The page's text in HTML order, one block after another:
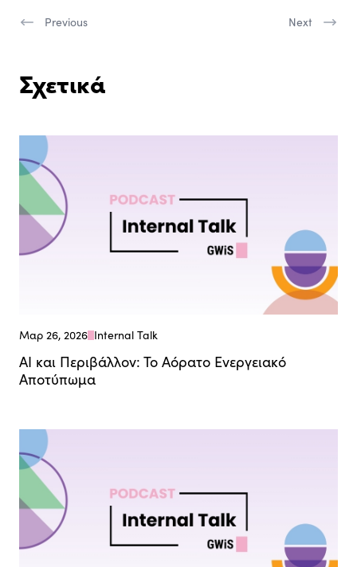
Previous Next
Σχετικά
Μαρ 26, 2026 Internal Talk
ΑΙ και Περιβάλλον: Το Αόρατο Ενεργειακό
Αποτύπωμα